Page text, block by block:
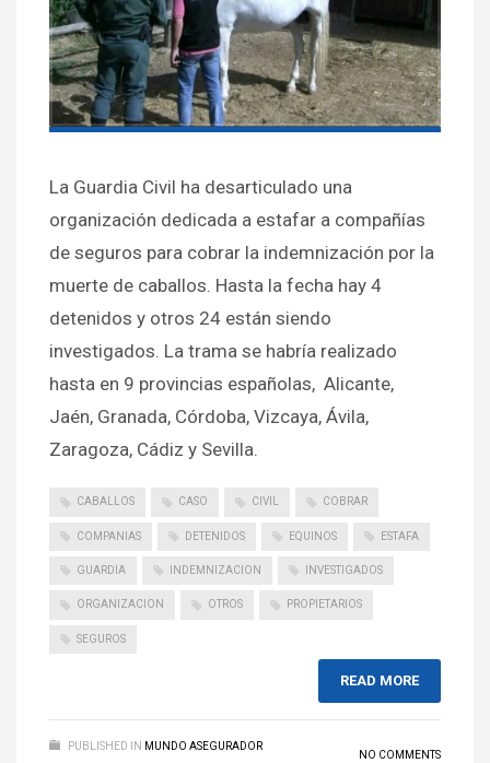
La Guardia Civil ha desarticulado una
organización dedicada a estafar a compañías
de seguros para cobrar la indemnización por la
muerte de caballos. Hasta la fecha hay 4
detenidos y otros 24 están siendo
investigados. La trama se habría realizado
hasta en 9 provincias españolas, Alicante,
Jaén, Granada, Córdoba, Vizcaya, Ávila,
Zaragoza, Cádiz y Sevilla.
CABALLOS CASO CIVIL COBRAR
COMPANIAS DETENIDOS EQUINOS ESTAFA
GUARDIA INDEMNIZACION INVESTIGADOS
ORGANIZACION OTROS PROPIETARIOS
SEGUROS
READ MORE
PUBLISHED IN MUNDO ASEGURADOR
NO COMMENTS